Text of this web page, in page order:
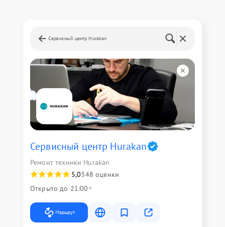
Сервисный центр Hurakan
Сервисный центр Hurakan
Ремонт техники Hurakan
5,0348 оценки
Открыто до 21:00
Маршрут